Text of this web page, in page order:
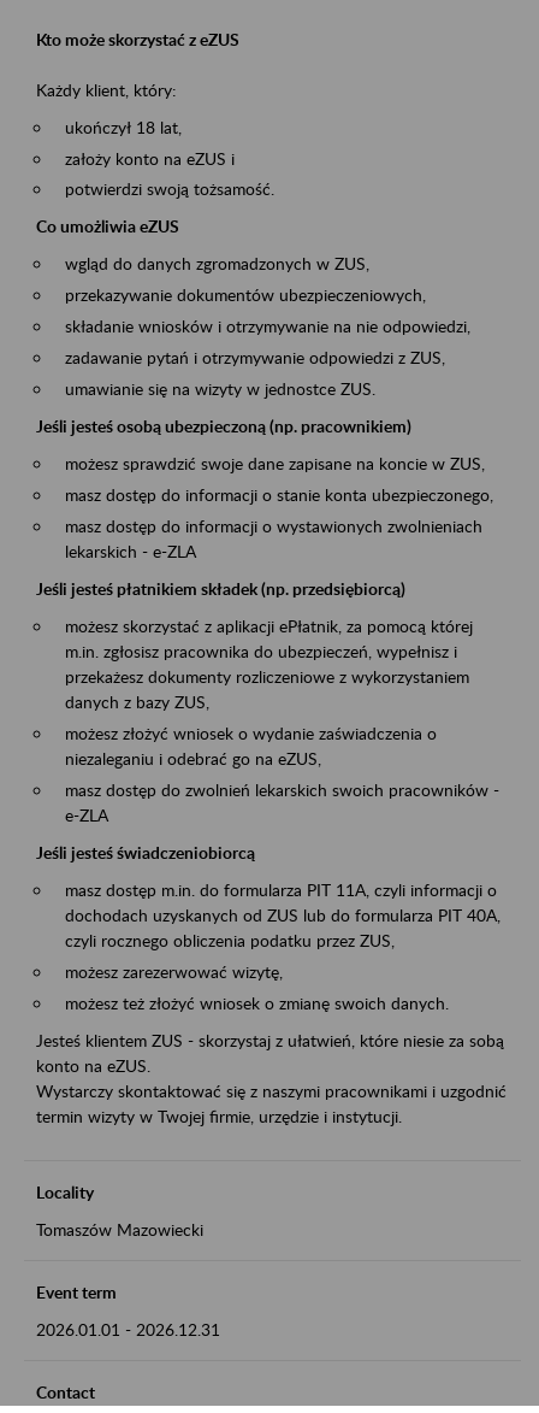
Kto może skorzystać z eZUS
Każdy klient, który:
ukończył 18 lat,
założy konto na eZUS i
potwierdzi swoją tożsamość.
Co umożliwia eZUS
wgląd do danych zgromadzonych w ZUS,
przekazywanie dokumentów ubezpieczeniowych,
składanie wniosków i otrzymywanie na nie odpowiedzi,
zadawanie pytań i otrzymywanie odpowiedzi z ZUS,
umawianie się na wizyty w jednostce ZUS.
Jeśli jesteś osobą ubezpieczoną (np. pracownikiem)
możesz sprawdzić swoje dane zapisane na koncie w ZUS,
masz dostęp do informacji o stanie konta ubezpieczonego,
masz dostęp do informacji o wystawionych zwolnieniach
lekarskich - e-ZLA
Jeśli jesteś płatnikiem składek (np. przedsiębiorcą)
możesz skorzystać z aplikacji ePłatnik, za pomocą której
m.in. zgłosisz pracownika do ubezpieczeń, wypełnisz i
przekażesz dokumenty rozliczeniowe z wykorzystaniem
danych z bazy ZUS,
możesz złożyć wniosek o wydanie zaświadczenia o
niezaleganiu i odebrać go na eZUS,
masz dostęp do zwolnień lekarskich swoich pracowników -
e-ZLA
Jeśli jesteś świadczeniobiorcą
masz dostęp m.in. do formularza PIT 11A, czyli informacji o
dochodach uzyskanych od ZUS lub do formularza PIT 40A,
czyli rocznego obliczenia podatku przez ZUS,
możesz zarezerwować wizytę,
możesz też złożyć wniosek o zmianę swoich danych.
Jesteś klientem ZUS - skorzystaj z ułatwień, które niesie za sobą
konto na eZUS.
Wystarczy skontaktować się z naszymi pracownikami i uzgodnić
termin wizyty w Twojej firmie, urzędzie i instytucji.
Locality
Tomaszów Mazowiecki
Event term
2026.01.01 - 2026.12.31
Contact